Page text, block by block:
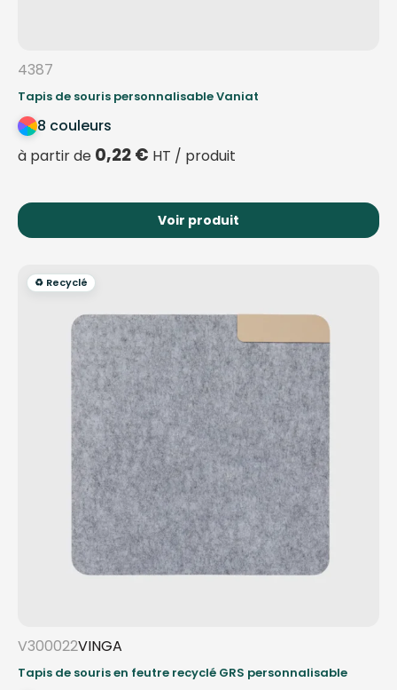
4387
Tapis de souris personnalisable Vaniat
8 couleurs
à partir de 0,22€ HT / produit
Voir produit
♻️ Recyclé
V300022VINGA
Tapis de souris en feutre recyclé GRS personnalisable